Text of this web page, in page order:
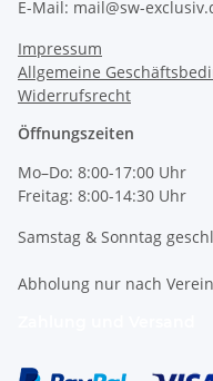
E-Mail: mail@sw-
Impressum
Allgemeine
Widerrufsrecht
Öffnungszeiten
Mo–Do: 8:00-17:00 Uhr
Freitag: 8:00-14:30 Uhr
Samstag & Sonntag
Abholung nur nach